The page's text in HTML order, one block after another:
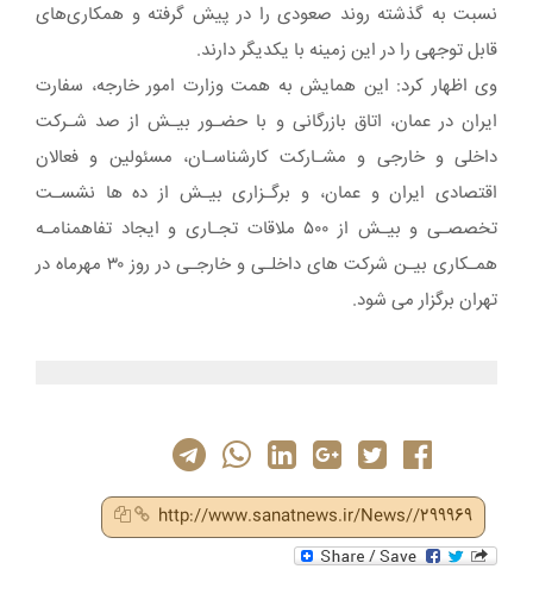
نسبت به گذشته روند صعودی را در پیش گرفته و همکاری‌های
قابل توجهی را در این زمینه با یکدیگر دارند.
وی اظهار کرد: این همایش به همت وزارت امور خارجه، سفارت
ایران در عمان، اتاق بازرگانی و با حضـور بیـش از صد شـرکت
داخلی و خارجی و مشـارکت کارشناسـان، مسئولین و فعالان
اقتصادی ایران و عمان، و برگـزاری بیـش از ده ها نشسـت
تخصصـی و بیـش از ۵۰۰ ملاقات تجـاری و ایجاد تفاهمنامـه
همـکاری بیـن شرکت های داخلـی و خارجـی در روز ۳۰ مهرماه در
تهران برگزار می شود.
http://www.sanatnews.ir/News//299969